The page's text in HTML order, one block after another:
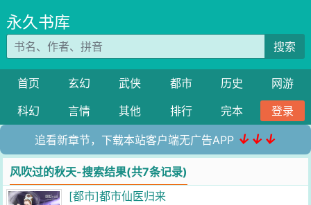
永久书库
搜索
首页 玄幻 武侠 都市 历史
网游
科幻
言情 其他 排行 完本 登录
追看新章节，下载本站客户端无广告APP ↓↓↓
风吹过的秋天-搜索结果(共7条记录)
[都市]都市仙医归来